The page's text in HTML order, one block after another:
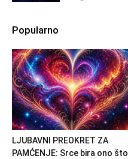
Popularno
LJUBAVNI PREOKRET ZA
PAMĆENJE: Srce bira ono što